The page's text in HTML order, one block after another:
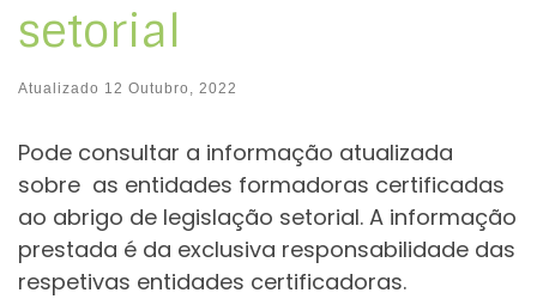
setorial
Atualizado 12 Outubro, 2022
Pode consultar a informação atualizada
sobre as entidades formadoras certificadas
ao abrigo de legislação setorial. A informação
prestada é da exclusiva responsabilidade das
respetivas entidades certificadoras.